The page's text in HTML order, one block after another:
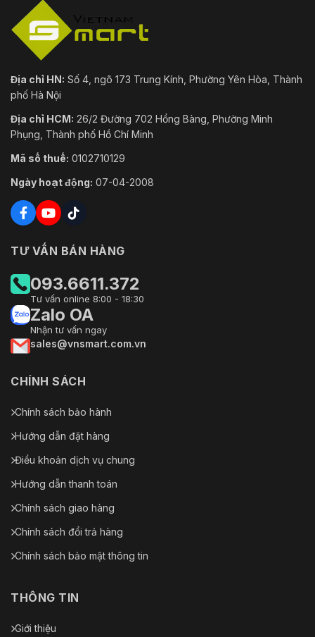
Thông
Minh
ROI
Tổng Quan
Kích
Thước
Φ 245 mm × 373,94 mm
Vật Liệu ADC 12, PC+10% GF
Cân Nặng Xấp xỉ 6kg
Mức Độ
Nguồn
Điện
Tổng tối đa. 60W, bao gồm tối đa. 18 W cho
hồng ngoại, tối đa. 6 W cho máy sưởi.
Nhiệt Độ
Làm Việc
Ngoài trời -30°C đến 65°C (-22°F đến 149°F)
Làm Việc
Địa chỉ HN: Số 4, ngõ 173 Trung Kính, Phường Yên Hòa, Thành
phố Hà Nội
Địa chỉ HCM: 26/2 Đường 702 Hồng Bàng, Phường Minh
Phụng, Thành phố Hồ Chí Minh
Mã số thuế: 0102710129
Ngày hoạt động: 07-04-2008
TƯ VẤN BÁN HÀNG
093.6611.372
Tư vấn online 8:00 - 18:30
Zalo OA
Nhận tư vấn ngay
sales@vnsmart.com.vn
CHÍNH SÁCH
Chính sách bảo hành
Hướng dẫn đặt hàng
Điều khoản dịch vụ chung
Hướng dẫn thanh toán
Chính sách giao hàng
Chính sách đổi trả hàng
Chính sách bảo mật thông tin
THÔNG TIN
Giới thiệu